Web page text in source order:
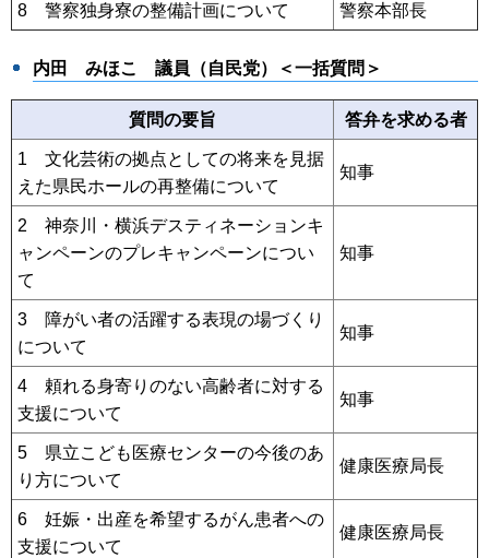
8 警察独身寮の整備計画について 警察本部長
内田 みほこ 議員（自民党）＜一括質問＞
質問の要旨 答弁を求める者
1 文化芸術の拠点としての将来を見据
えた県民ホールの再整備について
知事
2 神奈川・横浜デスティネーションキ
ャンペーンのプレキャンペーンについ
て
知事
3 障がい者の活躍する表現の場づくり
について
知事
4 頼れる身寄りのない高齢者に対する
支援について
知事
5 県立こども医療センターの今後のあ
り方について
健康医療局長
6 妊娠・出産を希望するがん患者への
支援について
健康医療局長